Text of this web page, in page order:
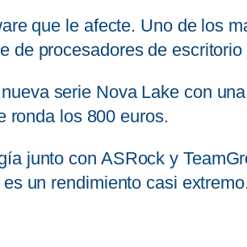
que le afecte. Uno de los
de procesadores de escritorio
serie Nova Lake con
ronda los 800 euros.
junto con ASRock y
un rendimiento casi